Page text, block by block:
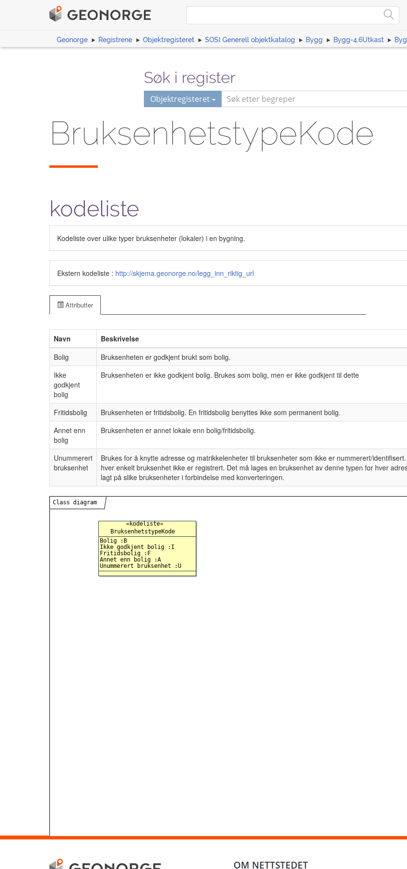
Geonorge Registrene Objektregisteret SOSI Generell objektkatalog Bygg Bygg-4.6Utkast
Søk i register
Objektregisteret
BruksenhetstypeKode
kodeliste
Kodeliste over ulike typer bruksenheter (lokaler) i en bygning.
Ekstern kodeliste : http://skjema.geonorge.no/legg_inn_riktig_url
Attributter
Navn Beskrivelse
Bolig
Bruksenheten er godkjent brukt som bolig.
Ikke
godkjent
bolig
Bruksenheten er ikke godkjent bolig. Brukes som bolig, men er ikke godkjent til dette
Fritidsbolig Bruksenheten er fritidsbolig. En fritidsbolig benyttes ikke som permanent bolig.
Annet enn
bolig
Bruksenheten er annet lokale enn bolig/fritidsbolig.
Unummerert
bruksenhet
Brukes for å knytte adresse og matrikkelenheter til bruksenheter som ikke er nummerert/
hver enkelt bruksenhet ikke er registrert. Det må lages en bruksenhet av denne typen for hver
lagt på slike bruksenheter i forbindelse med konverteringen.